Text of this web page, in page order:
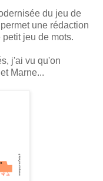
du jeu de
une rédaction
jeu de mots.
j'ai vu qu'on
Marne...